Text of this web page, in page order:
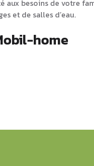
aux besoins de votre
et de salles d’eau.
home